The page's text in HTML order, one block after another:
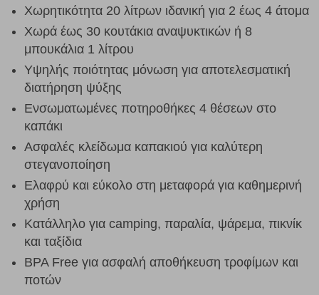
Χωρητικότητα 20 λίτρων ιδανική για 2 έως 4 άτομα
Χωρά έως 30 κουτάκια αναψυκτικών ή 8
μπουκάλια 1 λίτρου
Υψηλής ποιότητας μόνωση για αποτελεσματική
διατήρηση ψύξης
Ενσωματωμένες ποτηροθήκες 4 θέσεων στο
καπάκι
Ασφαλές κλείδωμα καπακιού για καλύτερη
στεγανοποίηση
Ελαφρύ και εύκολο στη μεταφορά για καθημερινή
χρήση
Κατάλληλο για camping, παραλία, ψάρεμα, πικνίκ
και ταξίδια
BPA Free για ασφαλή αποθήκευση τροφίμων και
ποτών